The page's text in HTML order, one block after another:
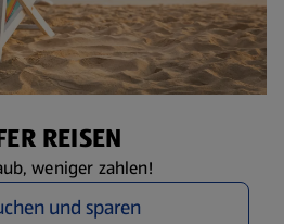
REISEN
weniger zahlen!
und sparen